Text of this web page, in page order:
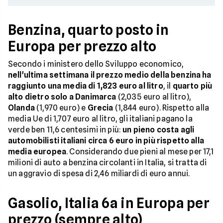
Benzina, quarto posto in
Europa per prezzo alto
Secondo i ministero dello Sviluppo economico,
nell'ultima settimana il prezzo medio della benzina ha
raggiunto una media di 1,823 euro al litro, il quarto più
alto dietro solo a Danimarca (2,035 euro al litro),
Olanda(1,970 euro) e Grecia (1,844 euro). Rispetto alla
media Ue di 1,707 euro al litro, gli italiani pagano la
verde ben 11,6 centesimi in più: un pieno costa agli
automobilisti italiani circa 6 euro in più rispetto alla
media europea. Considerando due pieni al mese per 17,1
milioni di auto a benzina circolanti in Italia, si tratta di
un aggravio di spesa di 2,46 miliardi di euro annui.
Gasolio, Italia 6a in Europa per
prezzo (sempre alto)